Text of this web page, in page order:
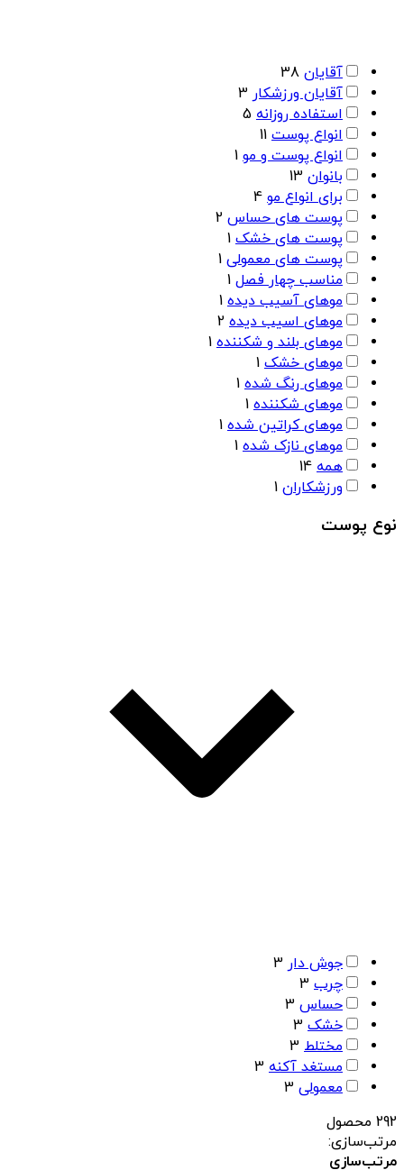
آقایان 38
آقایان ورزشکار 3
استفاده روزانه 5
انواع پوست 11
انواع پوست و مو 1
بانوان 13
برای انواع مو 4
پوست های حساس 2
پوست های خشک 1
پوست های معمولی 1
مناسب چهار فصل 1
موهای آسیب دیده 1
موهای اسیب دیده 2
موهای بلند و شکننده 1
موهای خشک 1
موهای رنگ شده 1
موهای شکننده 1
موهای کراتین شده 1
موهای نازک شده 1
همه 14
ورزشکاران 1
نوع پوست
جوش دار 3
چرب 3
حساس 3
خشک 3
مختلط 3
مستغد آکنه 3
معمولی 3
292 محصول
مرتب‌سازی:
مرتب‌سازی